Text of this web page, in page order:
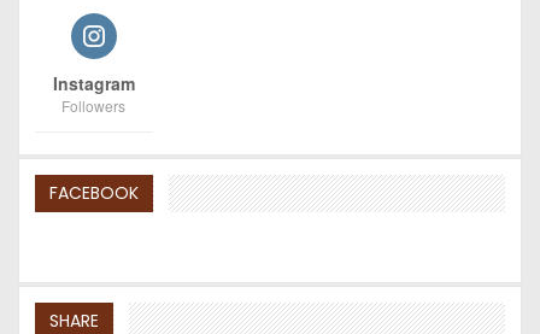
Instagram
Followers
FACEBOOK
SHARE